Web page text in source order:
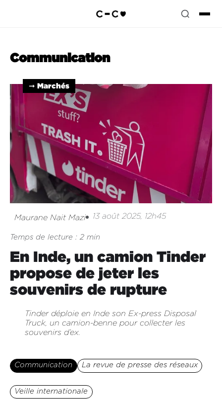
Communication
➞ Marchés
Maurane Nait Mazi 13 août 2025, 12h45
Temps de lecture : 2 min
En Inde, un camion Tinder
propose de jeter les
souvenirs de rupture
Tinder déploie en Inde son Ex-press Disposal
Truck, un camion-benne pour collecter les
souvenirs d’ex.
Communication La revue de presse des réseaux
Veille internationale